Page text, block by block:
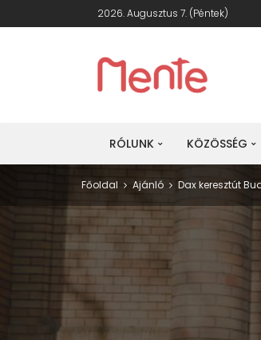
2026. Augusztus 7. (péntek)
RÓLUNK KÖZÖSSÉG
Főoldal Ajánló Dax keresztút